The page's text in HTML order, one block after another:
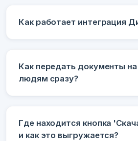
Как работает интеграция
Как передать документы
людям сразу?
Где находится кнопка
и как это выгружается?